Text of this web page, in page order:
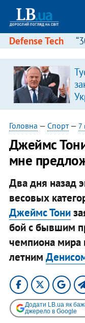
Defense Tech
Головна — Спорт— 7
Джеймс
мне
Два дня назад
весовых
Джеймс Тони
бой с бывшим
чемпиона мира
летним
Додати LB.ua як
джерело в Google